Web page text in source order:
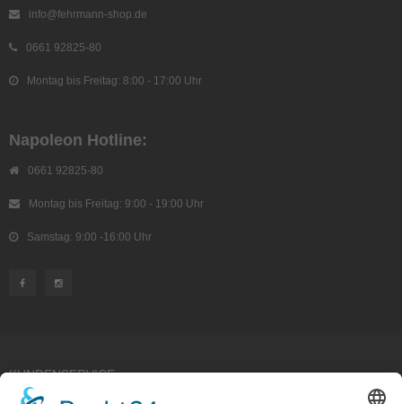
info@fehrmann-shop.de
0661 92825-80
Montag bis Freitag: 8:00 - 17:00 Uhr
Napoleon Hotline:
0661 92825-80
Montag bis Freitag: 9:00 - 19:00 Uhr
Samstag: 9:00 -16:00 Uhr
KUNDENSERVICE